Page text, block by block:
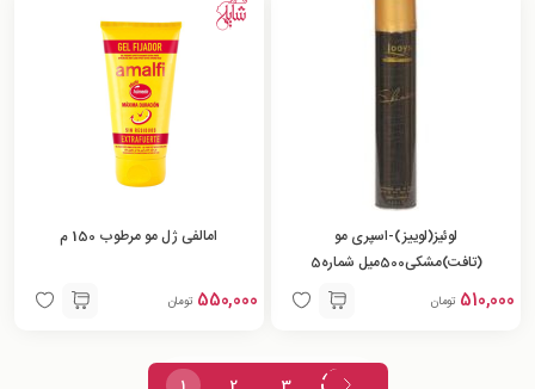
لوئیز(لوییز)-اسپری مو
(تافت)مشکی500میل شماره5
510,000 تومان
امالفی ژل مو مرطوب 150 م
550,000 تومان